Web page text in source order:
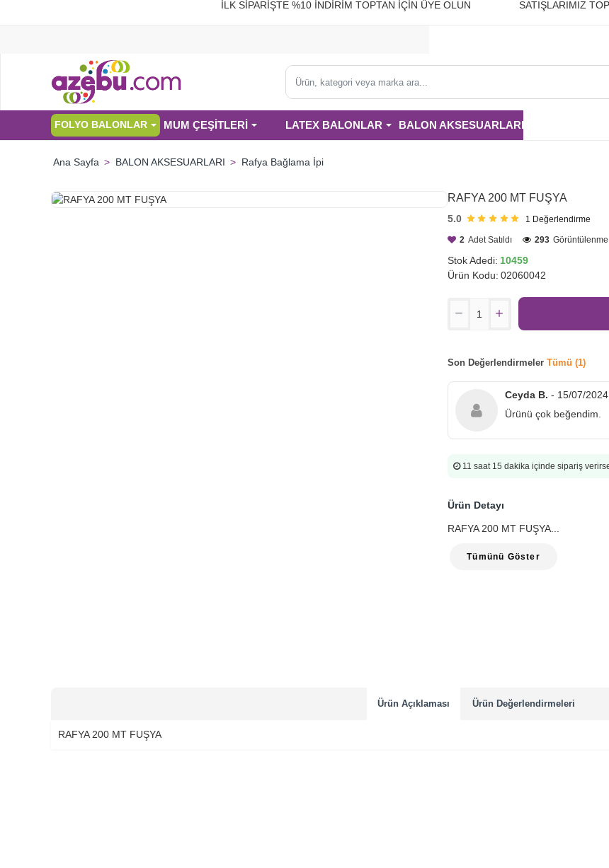
İLK SİPARİŞTE %10 İNDİRİM TOPTAN İÇİN ÜYE OLUN SATIŞLARIMIZ
Ürün,
kategori
marka
FOLYO BALONLAR MUM ÇEŞİTLERİ LATEX BALONLAR BALON AKSESUARLARI
BALON AKSESUARLARI Rafya Bağlama İpi
RAFYA 200 MT FUŞYA
5.0 1 Değerlendirme
Stok Adedi: 10459
Ürün Kodu: 02060042
2 Adet Satıldı 293 Görüntülenme
Son Değerlendirmeler Tümü (1)
Ceyda B. - 15/07/2024
Ürünü çok beğendim.
Ürün Detayı
RAFYA 200 MT FUŞYA...
Tümünü Göster
11 saat 15 dakika içinde sipariş
Ürün Açıklaması Ürün Değerlendirmeleri
RAFYA 200 MT FUŞYA